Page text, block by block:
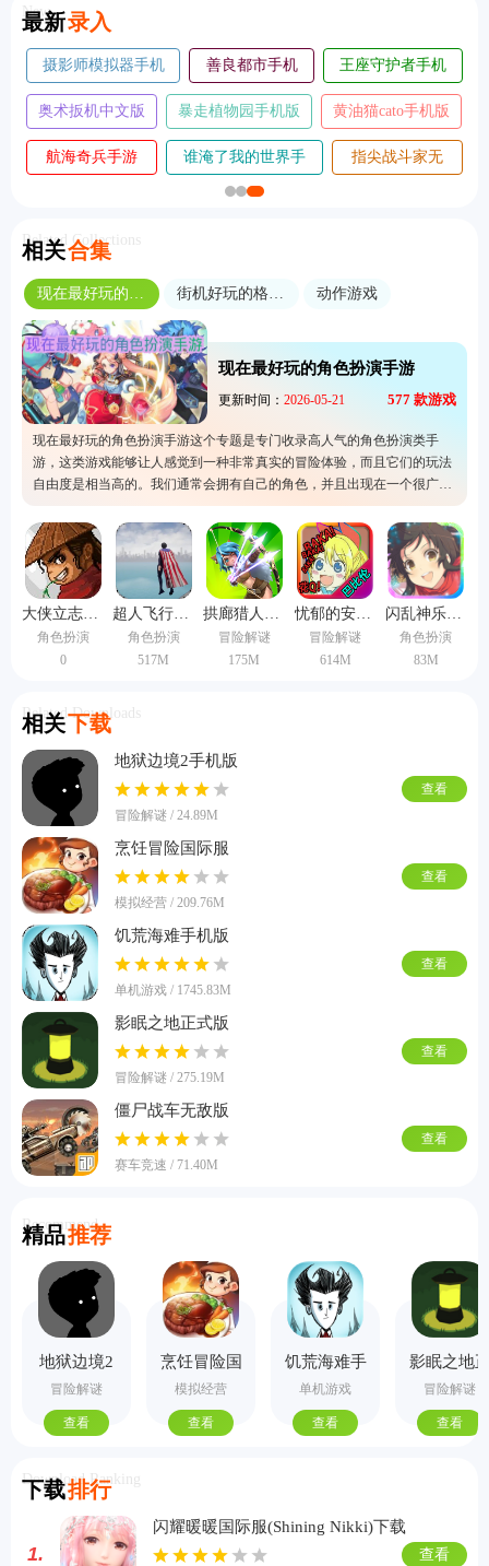
最新录入
New
摄影师模拟器手机
版
善良都市手机
版
王座守护者手机
版
奥术扳机中文版
暴走植物园手机版 黄油猫cato手机版
航海奇兵手游
谁淹了我的世界手
机版
指尖战斗家无
相关合集
Related Collections
动作游戏
现在最好玩的角色扮演手游
更新时间： 2026-05-21 577 款游戏
现在最好玩的角色扮演手游这个专题是专门收录高人气的角色扮演类手
游，这类游戏能够让人感觉到一种非常真实的冒险体验，而且它们的玩法
自由度是相当高的。我们通常会拥有自己的角色，并且出现在一个很广阔
的开放世界中。所以这类游戏的玩法是非常多样化的，有兴趣的玩家可以
这里快速下载噢。快来下载体验探索的乐趣吧。
角色扮演
0
角色扮演
517M
冒险解谜
175M
忧郁的安娜免费中文版下载
冒险解谜
614M
闪乱神乐中文版
角色扮演
83M
相关下载
Related Downloads
地狱边境2手机版
冒险解谜 / 24.89M
查看
烹饪冒险国际服
模拟经营 / 209.76M
查看
饥荒海难手机版
单机游戏 / 1745.83M
查看
影眠之地正式版
冒险解谜 / 275.19M
查看
僵尸战车无敌版
赛车竞速 / 71.40M
查看
精品推荐
Recommend
地狱边境2
手机版
冒险解谜
查看
烹饪冒险国
际服
模拟经营
查看
饥荒海难手
机版
单机游戏
查看
影眠之地
式版
冒险解谜
查看
下载排行
Download Ranking
1.
闪耀暖暖国际服(Shining Nikki)下载
查看